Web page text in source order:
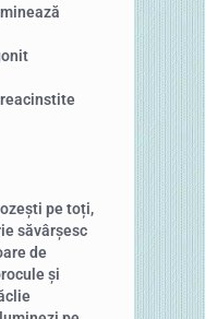
pe toți,
săvârșesc
de
și